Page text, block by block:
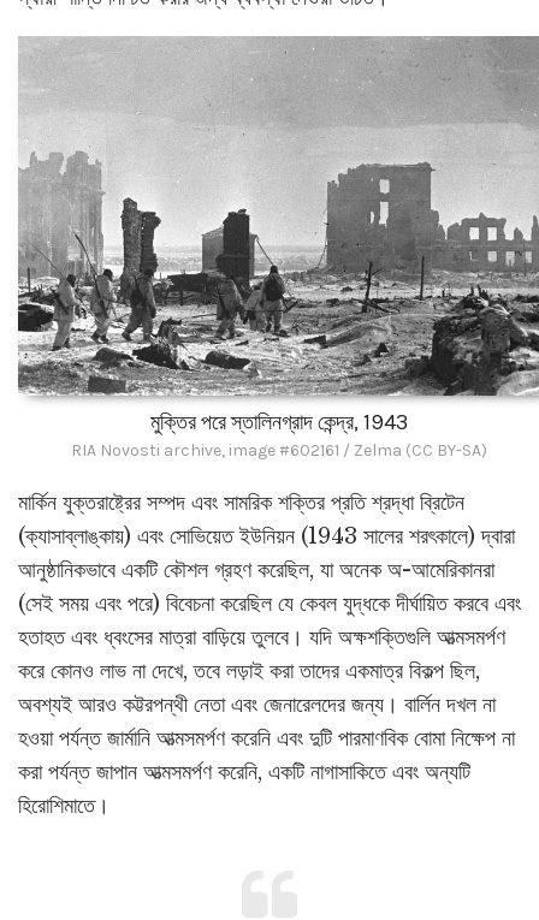
মুক্তির পরে স্তালিনগ্রাদ কেন্দ্র, 1943
RIA Novosti archive, image #602161 / Zelma (CC BY-SA)
মার্কিন যুক্তরাষ্ট্রের সম্পদ এবং সামরিক শক্তির প্রতি শ্রদ্ধা ব্রিটেন
(ক্যাসাব্লাঙ্কায়) এবং সোভিয়েত ইউনিয়ন (1943 সালের শরৎকালে) দ্বারা
আনুষ্ঠানিকভাবে একটি কৌশল গ্রহণ করেছিল, যা অনেক অ-আমেরিকানরা
(সেই সময় এবং পরে) বিবেচনা করেছিল যে কেবল যুদ্ধকে দীর্ঘায়িত করবে এবং
হতাহত এবং ধ্বংসের মাত্রা বাড়িয়ে তুলবে। যদি অক্ষশক্তিগুলি আত্মসমর্পণ
করে কোনও লাভ না দেখে, তবে লড়াই করা তাদের একমাত্র বিকল্প ছিল,
অবশ্যই আরও কট্টরপন্থী নেতা এবং জেনারেলদের জন্য। বার্লিন দখল না
হওয়া পর্যন্ত জার্মানি আত্মসমর্পণ করেনি এবং দুটি পারমাণবিক বোমা নিক্ষেপ না
করা পর্যন্ত জাপান আত্মসমর্পণ করেনি, একটি নাগাসাকিতে এবং অন্যটি
হিরোশিমাতে।